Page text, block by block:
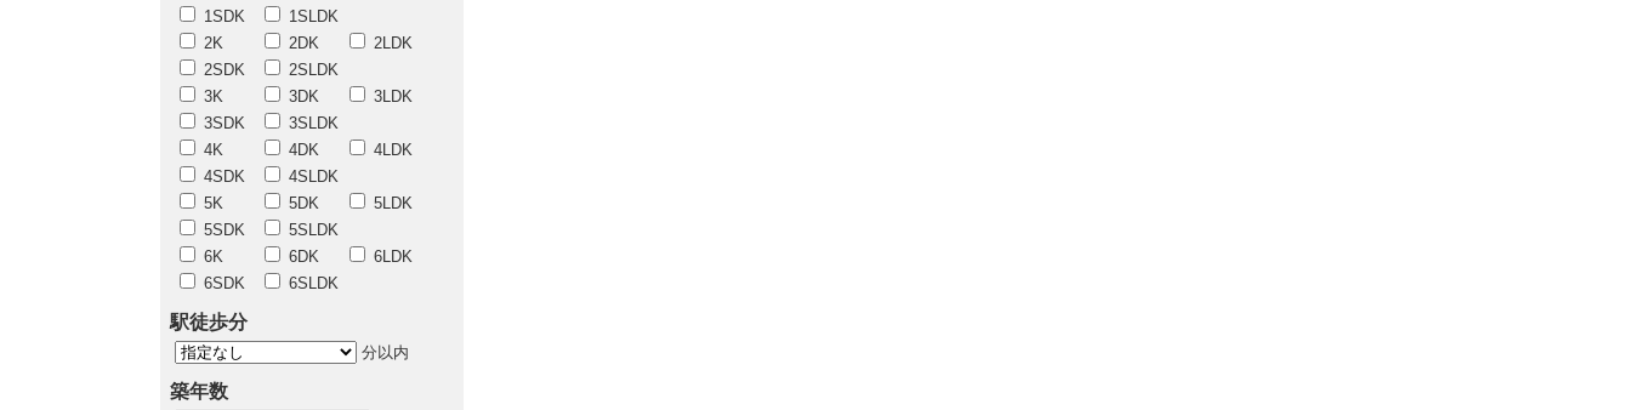
1SDK
1SLDK
2K
2DK
2LDK
2SDK
2SLDK
3K
3DK
3LDK
3SDK
3SLDK
4K
4DK
4LDK
4SDK
4SLDK
5K
5DK
5LDK
5SDK
5SLDK
6K
6DK
6LDK
6SDK
6SLDK
駅徒歩分
分以内
築年数